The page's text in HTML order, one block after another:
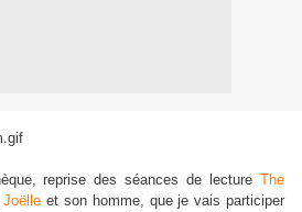
reprise des séances de lecture The
Joëlle et son homme, que je vais participer